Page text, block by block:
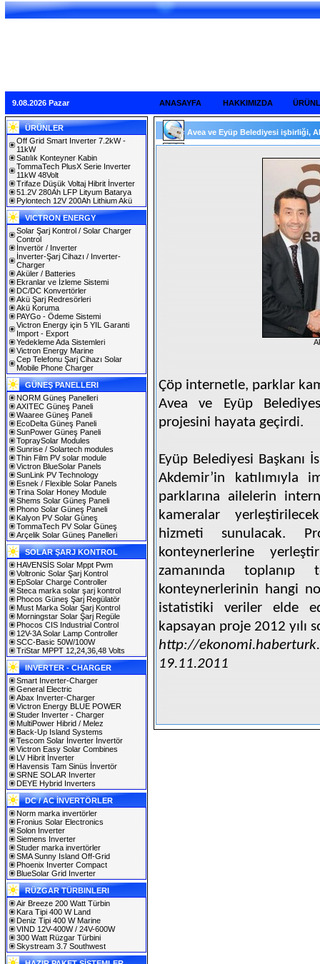
9.08.2026 Pazar ANASAYFA HAKKIMIZDA
ÜRÜNLER
Off Grid Smart Inverter 7.2kW -
11kW
Satılık Konteyner Kabin
TommaTech PlusX Serie Inverter
11kW 48Volt
Trifaze Düşük Voltaj Hibrit İnverter
51.2V 280Ah LFP Lityum Batarya
Pylontech 12V 200Ah Lithium Akü
VICTRON ENERGY
Solar Şarj Kontrol / Solar Charger
Control
İnvertör / Inverter
İnverter-Şarj Cihazı / Inverter-
Charger
Aküler / Batteries
Ekranlar ve İzleme Sistemi
DC/DC Konvertörler
Akü Şarj Redresörleri
Akü Koruma
PAYGo - Ödeme Sistemi
Victron Energy için 5 YIL Garanti
Import - Export
Yedekleme Ada Sistemleri
Victron Energy Marine
Cep Telefonu Şarj Cihazı Solar
Mobile Phone Charger
GÜNEŞ PANELLERI
NORM Güneş Panelleri
AXITEC Güneş Paneli
Waaree Güneş Paneli
EcoDelta Güneş Paneli
SunPower Güneş Paneli
TopraySolar Modules
Sunrise / Solartech modules
Thin Film PV solar module
Victron BlueSolar Panels
SunLink PV Technology
Esnek / Flexible Solar Panels
Trina Solar Honey Module
Shems Solar Güneş Paneli
Phono Solar Güneş Paneli
Kalyon PV Solar Güneş
TommaTech PV Solar Güneş
Arçelik Solar Güneş Panelleri
SOLAR ŞARJ KONTROL
HAVENSİS Solar Mppt Pwm
Voltronic Solar Şarj Kontrol
EpSolar Charge Controller
Steca marka solar şarj kontrol
Phocos Güneş Şarj Regülatör
Must Marka Solar Şarj Kontrol
Morningstar Solar Şarj Regüle
Phocos CIS Industrial Control
12V-3A Solar Lamp Controller
SCC-Basic 50W/100W
TriStar MPPT 12,24,36,48 Volts
INVERTER - CHARGER
Smart Inverter-Charger
General Electric
Abax Inverter-Charger
Victron Energy BLUE POWER
Studer Inverter - Charger
MultiPower Hibrid / Melez
Back-Up Island Systems
Tescom Solar İnverter İnvertör
Victron Easy Solar Combines
LV Hibrit İnverter
Havensis Tam Sinüs İnvertör
SRNE SOLAR Inverter
DEYE Hybrid Inverters
DC / AC İNVERTÖRLER
Norm marka invertörler
Fronius Solar Electronics
Solon Inverter
Siemens Inverter
Studer marka invertörler
SMA Sunny Island Off-Grid
Phoenix Inverter Compact
BlueSolar Grid Inverter
RÜZGAR TÜRBINLERI
Air Breeze 200 Watt Türbin
Kara Tipi 400 W Land
Deniz Tipi 400 W Marine
VIND 12V-400W / 24V-600W
300 Watt Rüzgar Türbini
Skystream 3.7 Southwest
Avea ve Eyüp Belediyesi işbirliği,
Çöp internetle, parklar
Avea ve Eyüp
projesini hayata geçirdi.
Eyüp Belediyesi Başkanı
Akdemir’in katılımıyla
parklarına ailelerin
kameralar
hizmeti sunulacak.
konteynerlerine
zamanında toplanıp
konteynerlerinin hangi
istatistiki veriler elde
kapsayan proje 2012 yılı
http://
19.11.2011